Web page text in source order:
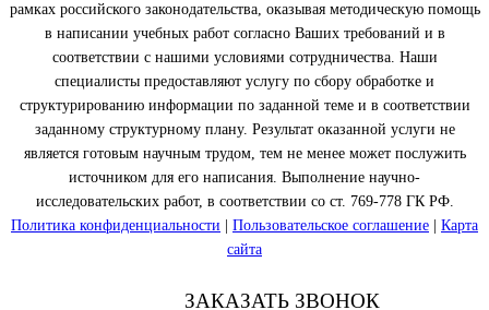
рамках российского законодательства, оказывая методическую помощь
в написании учебных работ согласно Ваших требований и в
соответствии с нашими условиями сотрудничества. Наши
специалисты предоставляют услугу по сбору обработке и
структурированию информации по заданной теме и в соответствии
заданному структурному плану. Результат оказанной услуги не
является готовым научным трудом, тем не менее может послужить
источником для его написания. Выполнение научно-
исследовательских работ, в соответствии со ст. 769-778 ГК РФ.
Политика конфиденциальности
Пользовательское соглашение
Карта
сайта
ЗАКАЗАТЬ ЗВОНОК